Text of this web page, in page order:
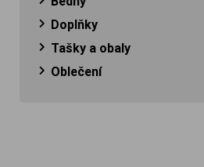
Doplňky
Tašky a obaly
Oblečení